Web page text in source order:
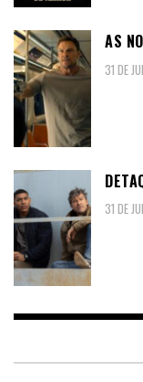
AS
31 DE
31 DE